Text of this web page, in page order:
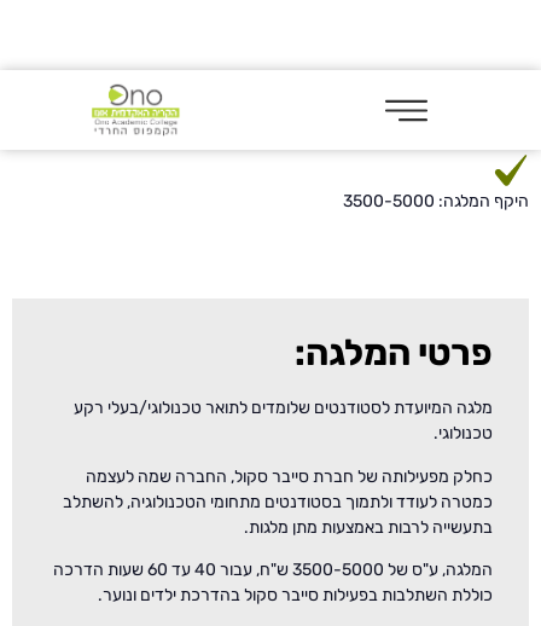
היקף המלגה: 3500-5000
פרטי המלגה:
מלגה המיועדת לסטודנטים שלומדים לתואר טכנולוגי/בעלי רקע
טכנולוגי.
כחלק מפעילותה של חברת סייבר סקול, החברה שמה לעצמה
כמטרה לעודד ולתמוך בסטודנטים מתחומי הטכנולוגיה, להשתלב
בתעשייה לרבות באמצעות מתן מלגות.
המלגה, ע"ס של 3500-5000 ש"ח, עבור 40 עד 60 שעות הדרכה
כוללת השתלבות בפעילות סייבר סקול בהדרכת ילדים ונוער.